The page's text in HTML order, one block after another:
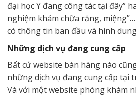
đại học Y đang công tác tại đây”
nghiệm khám chữa răng,
có thông tin ban đầu và hình
Những dịch vụ đang cung cấp
Bất cứ website bán hàng nào
những dịch vụ đang cung cấp tại
Và với một website phòng khám